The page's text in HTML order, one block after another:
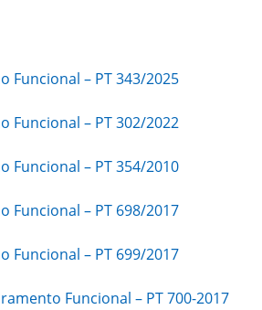
Funcional – PT 343/2025
Funcional – PT 302/2022
Funcional – PT 354/2010
Funcional – PT 698/2017
Funcional – PT 699/2017
Funcional – PT 700-2017